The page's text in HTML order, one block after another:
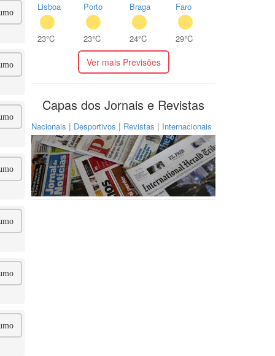
Lisboa
23°C
Porto
23°C
Braga
24°C
Faro
29°C
Ver mais Previsões
Capas dos Jornais e Revistas
Nacionais | Desportivos | Revistas | Internacionais